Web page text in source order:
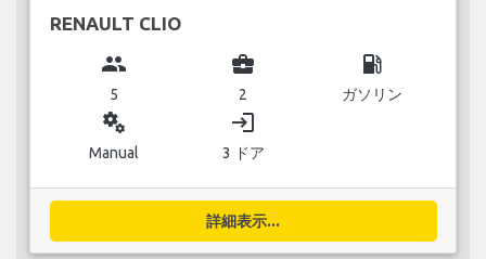
RENAULT CLIO
group
5
business_center
2
local_gas_station
ガソリン
miscellaneous_services
Manual
login
3 ドア
詳細表示...